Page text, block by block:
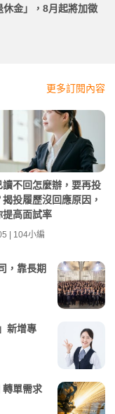
休金」，8月起將加徵
更多訂閱內容
讀不回怎麼辦，要再投
投履歷沒回應原因，
提高面試率
| 104小編
，靠長期
新增專
轉單需求